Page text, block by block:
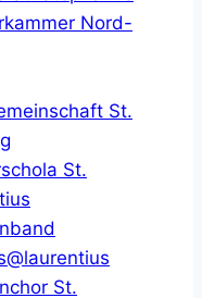
Nord-
St.
St.
St.